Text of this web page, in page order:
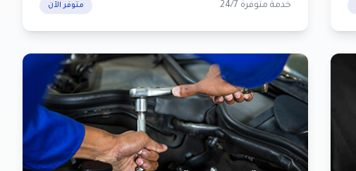
خدمة متوفرة 24/7 متوفر الآن